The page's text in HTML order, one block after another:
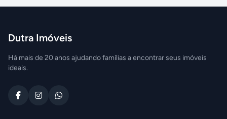
Dutra Imóveis
Há mais de 20 anos ajudando famílias a encontrar seus imóveis
ideais.